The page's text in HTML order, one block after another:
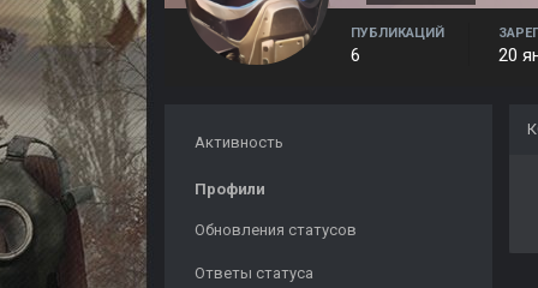
ПУБЛИКАЦИЙ
6 20
Активность
Профили
Обновления статусов
Ответы статуса